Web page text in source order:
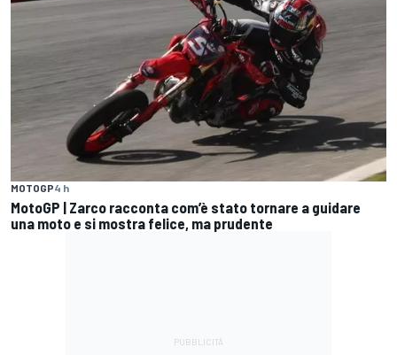
MOTOGP4 h
MotoGP | Zarco racconta com’è stato tornare a guidare
una moto e si mostra felice, ma prudente